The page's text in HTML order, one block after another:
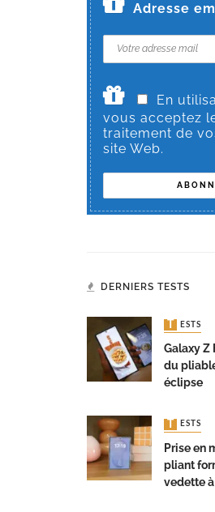
Adresse
En
vous acceptez
traitement de
site Web.
DERNIERS TESTS
TESTS
Galaxy Z
du
éclipse
TESTS
Prise en
pliant
vedette à